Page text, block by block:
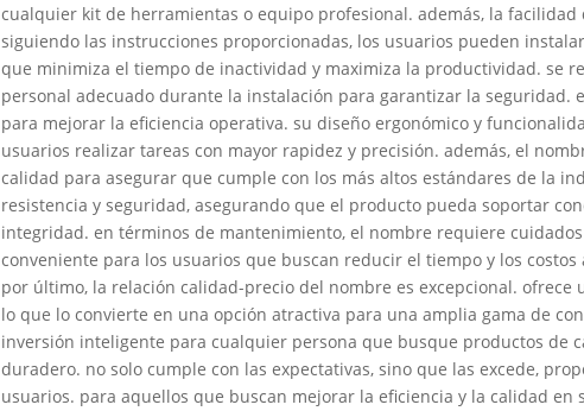
cualquier kit de herramientas o equipo profesional. además, la
siguiendo las instrucciones proporcionadas, los usuarios pueden
que minimiza el tiempo de inactividad y maximiza la productividad. se
personal adecuado durante la instalación para garantizar la seguridad.
para mejorar la eficiencia operativa. su diseño ergonómico y
usuarios realizar tareas con mayor rapidez y precisión. además, el
calidad para asegurar que cumple con los más altos estándares de la
resistencia y seguridad, asegurando que el producto pueda soportar
integridad. en términos de mantenimiento, el nombre requiere
conveniente para los usuarios que buscan reducir el tiempo y los
por último, la relación calidad-precio del nombre es excepcional.
lo que lo convierte en una opción atractiva para una amplia gama de
inversión inteligente para cualquier persona que busque productos de
duradero. no solo cumple con las expectativas, sino que las excede,
usuarios. para aquellos que buscan mejorar la eficiencia y la calidad en